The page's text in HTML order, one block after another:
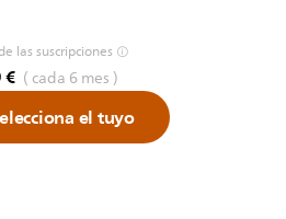
las suscripciones
( cada 6 mes )
el tuyo